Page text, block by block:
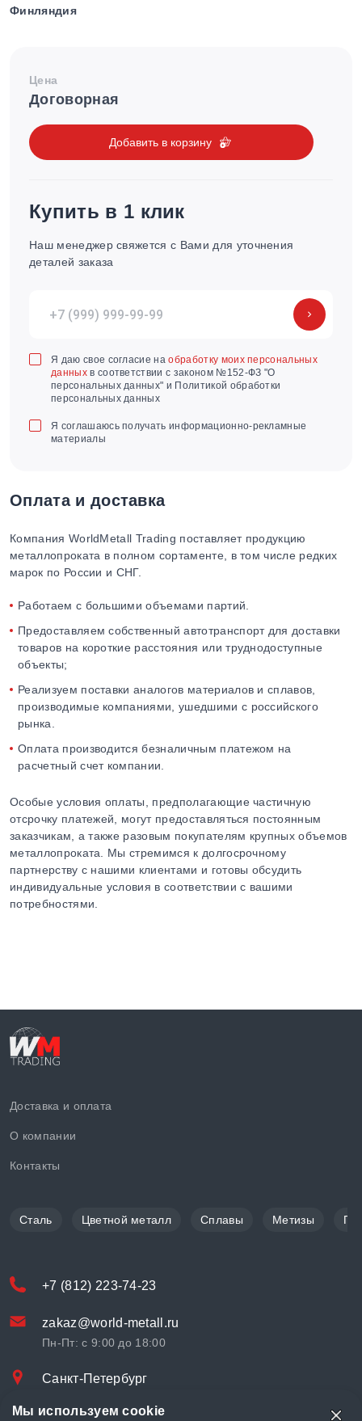
Финляндия
Цена
Договорная
Добавить в корзину
Купить в 1 клик
Наш менеджер свяжется с Вами для уточнения
деталей заказа
Я даю свое согласие наобработку моих персональных
данныхв соответствии с законом №152-ФЗ "О
персональных данных" и Политикой обработки
персональных данных
Я соглашаюсь получать информационно-рекламные
материалы
Оплата и доставка
Компания WorldMetall Trading поставляет продукцию
металлопроката в полном сортаменте, в том числе редких
марок по России и СНГ.
Работаем с большими объемами партий.
Предоставляем собственный автотранспорт для доставки
товаров на короткие расстояния или труднодоступные
объекты;
Реализуем поставки аналогов материалов и сплавов,
производимые компаниями, ушедшими с российского
рынка.
Оплата производится безналичным платежом на
расчетный счет компании.
Особые условия оплаты, предполагающие частичную
отсрочку платежей, могут предоставляться постоянным
заказчикам, а также разовым покупателям крупных объемов
металлопроката. Мы стремимся к долгосрочному
партнерству с нашими клиентами и готовы обсудить
индивидуальные условия в соответствии с вашими
потребностями.
Доставка и оплата
О компании
Контакты
Сталь Цветной металл Сплавы Метизы
+7 (812) 223-74-23
zakaz@world-metall.ru
Пн-Пт: с 9:00 до 18:00
Санкт-Петербург
Мы используем cookie